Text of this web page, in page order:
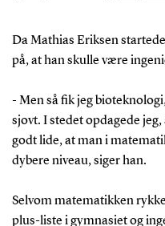
Da Mathias Eriksen
på, at han skulle være
- Men så fik jeg
sjovt. I stedet opdagede
godt lide, at man i
dybere niveau, siger han.
Selvom matematikken
plus-liste i gymnasiet og